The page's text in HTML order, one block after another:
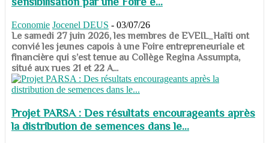
Economie Jocenel DEUS - 03/07/26
Le samedi 27 juin 2026, les membres de EVEIL_Haïti ont
convié les jeunes capois à une Foire entrepreneuriale et
financière qui s’est tenue au Collège Regina Assumpta,
situé aux rues 21 et 22 A...
Projet PARSA : Des résultats encourageants après
la distribution de semences dans le...